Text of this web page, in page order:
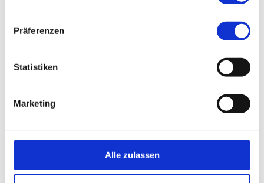
Präferenzen
Statistiken
Marketing
Alle zulassen
Mitteilung an die Praxiskoordination Ausbildung
MTL